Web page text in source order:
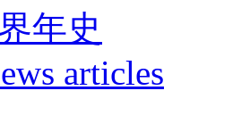
年史
articles